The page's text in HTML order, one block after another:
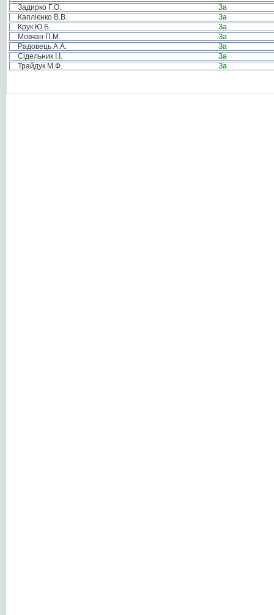
Задирко Г.О.
За
Каплієнко В.В.
За
Крук Ю.Б.
За
Мовчан П.М.
За
Радовець А.А.
За
Сідельник І.І.
За
Трайдук М.Ф.
За